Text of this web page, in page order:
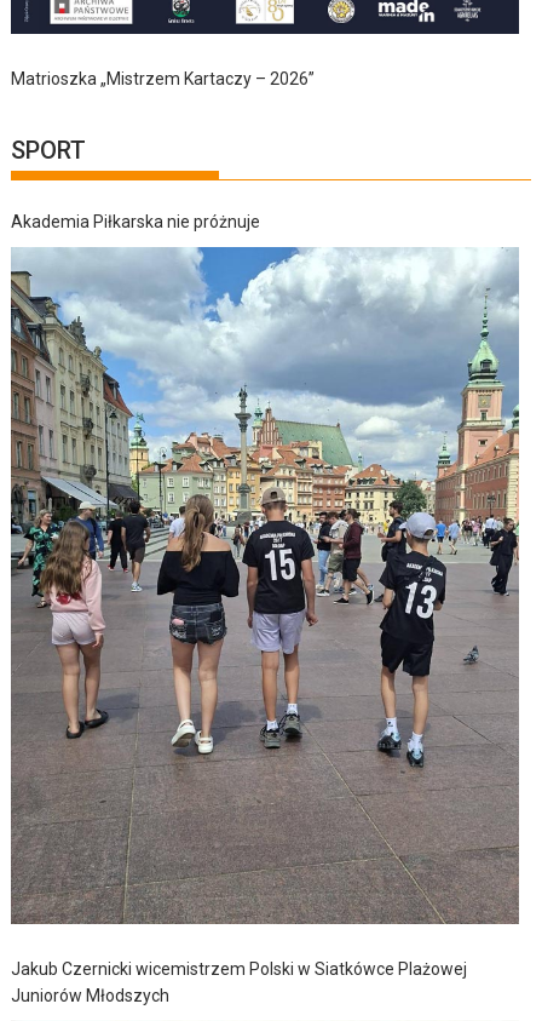
Matrioszka „Mistrzem Kartaczy – 2026”
SPORT
Akademia Piłkarska nie próżnuje
Jakub Czernicki wicemistrzem Polski w Siatkówce Plażowej
Juniorów Młodszych